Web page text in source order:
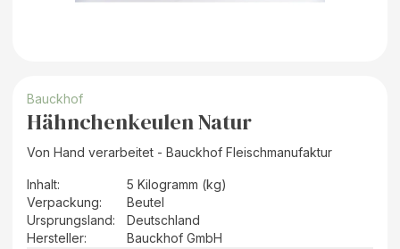
Bauckhof
Hähnchenkeulen Natur
Von Hand verarbeitet - Bauckhof Fleischmanufaktur
Inhalt:
5 Kilogramm (kg)
Verpackung:
Beutel
Ursprungsland:
Deutschland
Hersteller: Bauckhof GmbH